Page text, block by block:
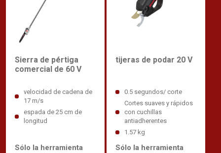
Sierra de pértiga
comercial de 60 V
velocidad de cadena de
17 m/s
espada de 25 cm de
longitud
Sólo la herramienta
tijeras de podar 20 V
0.5 segundos/ corte
Cortes suaves y rápidos
con cuchillas
antiadherentes
1.57 kg
Sólo la herramienta